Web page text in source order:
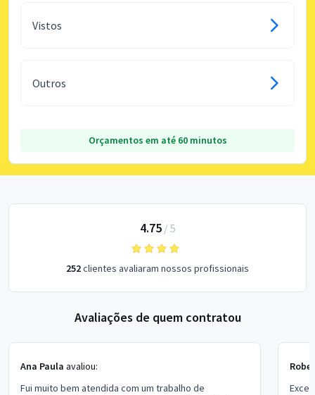
Vistos
Outros
Orçamentos em até 60 minutos
4.75/ 5
252clientes avaliaram nossos profissionais
Avaliações de quem contratou
Ana Paula avaliou:
Fui muito bem atendida com um trabalho de